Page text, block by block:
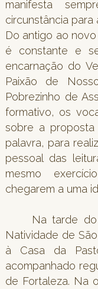
manifesta
circunstância
Do antigo ao
é constante e
encarnação do
Paixão de
Pobrezinho de
formativo, os
sobre a
palavra, para
pessoal das
mesmo
chegarem a uma
Na tarde
Natividade de
à Casa da
acompanhado
de Fortaleza. Na